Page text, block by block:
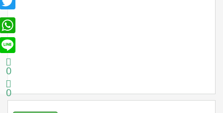
Line
0
0